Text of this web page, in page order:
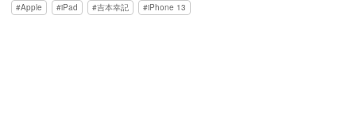
Apple iPad 吉本幸記 iPhone 13